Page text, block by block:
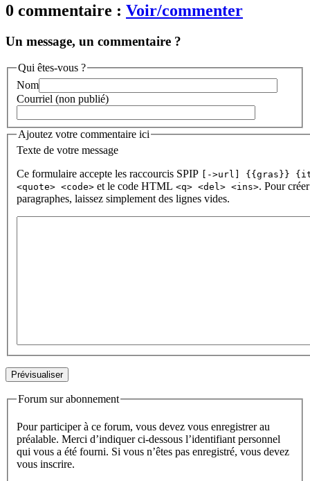
0 commentaire : Voir/commenter
Un message, un commentaire ?
Qui êtes-vous ?
Nom
Courriel (non publié)
Ajoutez votre commentaire ici
Texte de votre message
Ce formulaire accepte les raccourcis SPIP
[->url] {{gras}}
<quote> <code> et le code HTML <q> <del> <ins>. Pour
paragraphes, laissez simplement des lignes vides.
Forum sur abonnement
Pour participer à ce forum, vous devez vous enregistrer au
préalable. Merci d’indiquer ci-dessous l’identifiant personnel
qui vous a été fourni. Si vous n’êtes pas enregistré, vous devez
vous inscrire.